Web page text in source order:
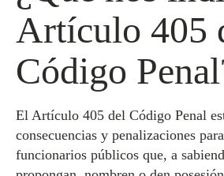
Artículo 405
Código
El Artículo 405 del Código Penal
consecuencias y penalizaciones
funcionarios públicos que, a